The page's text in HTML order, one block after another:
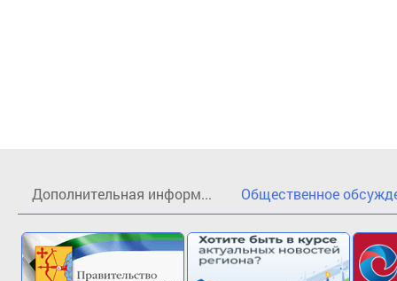
Дополнительная информ... Общественное